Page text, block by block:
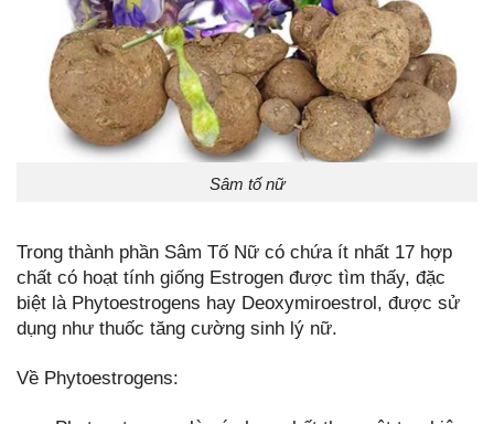
Sâm tố nữ
Trong thành phần Sâm Tố Nữ có chứa ít nhất 17 hợp
chất có hoạt tính giống Estrogen được tìm thấy, đặc
biệt là Phytoestrogens hay Deoxymiroestrol, được sử
dụng như thuốc tăng cường sinh lý nữ.
Về Phytoestrogens: